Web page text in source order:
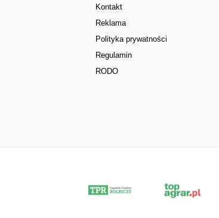
Kontakt
Reklama
Polityka prywatności
Regulamin
RODO